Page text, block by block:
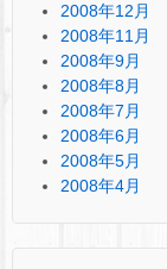
2008年12月
2008年11月
2008年9月
2008年8月
2008年7月
2008年6月
2008年5月
2008年4月